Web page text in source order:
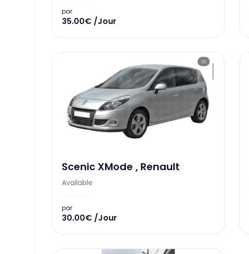
par
35.00€ /Jour
Scenic XMode , Renault
Available
par
30.00€ /Jour